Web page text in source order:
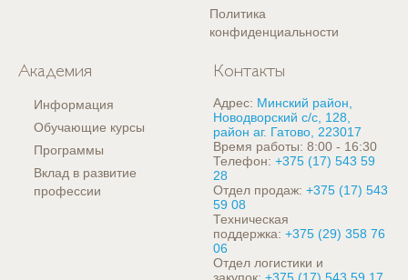
Политика
конфиденциальности
Академия
Информация
Обучающие курсы
Программы
Вклад в развитие
профессии
Контакты
Адрес: Минский район,
Новодворский с/с, 128,
район аг. Гатово, 223017
Время работы: 8:00 - 16:30
Телефон: +375 (17) 543 59
28
Отдел продаж: +375 (17) 543
59 08
Техническая
поддержка: +375 (29) 358 76
06
Отдел логистики и